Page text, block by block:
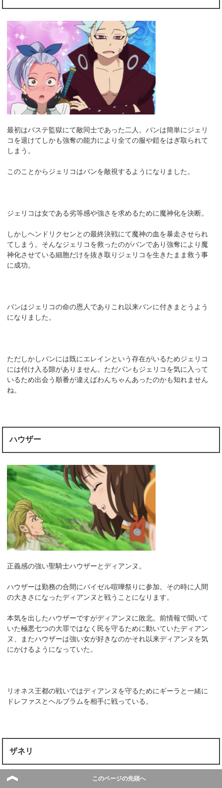
最初はバステ監獄にて敵同士であった二人。バンは簡単にジェリ
コを退けてしかも強奪の能力により全ての服や鎧をはぎ取られて
しまう。
このことからジェリコはバンを敵視するようになりました。
ジェリコは女である劣等感や強さを求めるために魔神化を決断。
しかしヘンドリクセンとの最終決戦にて魔神の血を暴走させられ
てしまう。そんなジェリコを救ったのがバンであり強奪により魔
神化させている細胞だけを抜き取りジェリコを生きたまま救う事
に成功。
バンはジェリコの命の恩人でありこれ以来バンに付きまとうよう
になりました。
ただしかしバンには既にエレインという存在がいるためジェリコ
には付け入る隙がありません。ただバンもジェリコを気に入って
いるため出会う順番が違えばわんちゃんあったのかも知れません
ね。
ハウザー
正義感の強い聖騎士ハウザーとディアンヌ。
ハウザーは勤務の合間にバイゼル喧嘩祭りに参加。その時に人間
の大きさになったディアンヌと戦うことになります。
本気を出したハウザーですがディアンヌに敗北。前情報で聞いて
いた極悪七つの大罪ではなく民を守るために動いていたディアン
ヌ、またハウザーは強い女が好きなのかそれ以来ディアンヌを気
にかけるようになっていた。
リオネス王都の戦いではディアンヌを守るためにギーラと一緒に
ドレファスとヘルブラムを相手に戦っている。
ザネリ
このページの先頭へ